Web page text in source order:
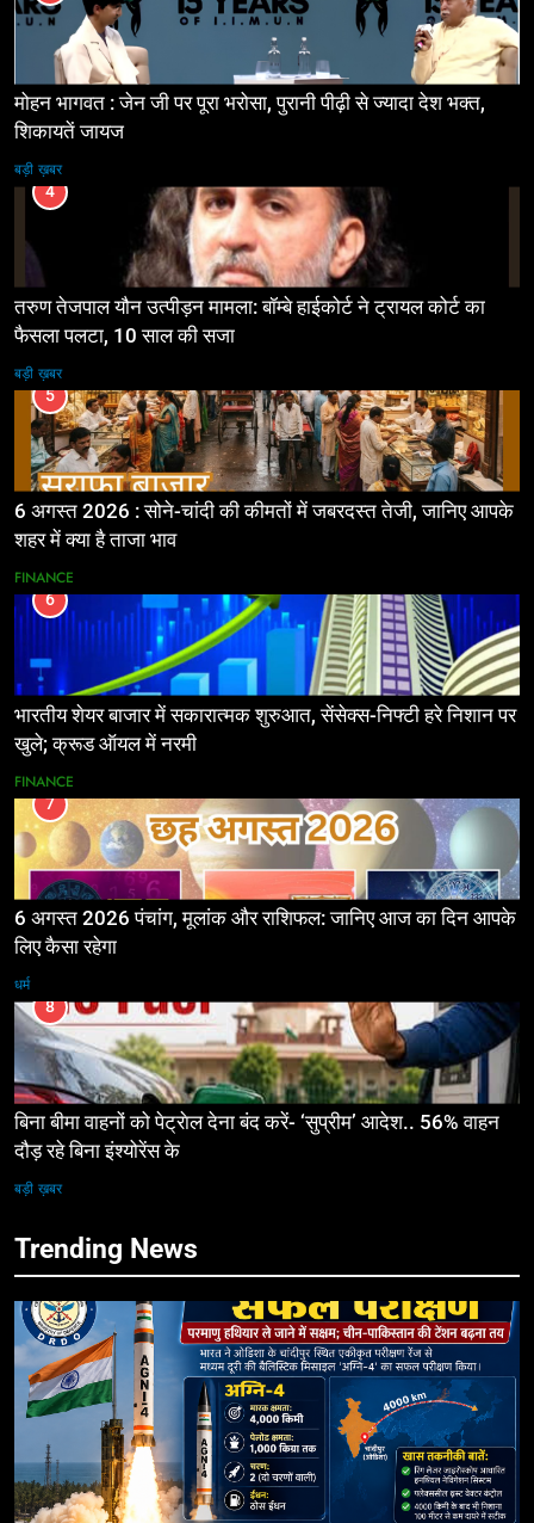
मोहन भागवत : जेन जी पर पूरा भरोसा, पुरानी पीढ़ी से ज्यादा देश भक्त,
शिकायतें जायज
बड़ी ख़बर
4
तरुण तेजपाल यौन उत्पीड़न मामला: बॉम्बे हाईकोर्ट ने ट्रायल कोर्ट का
फैसला पलटा, 10 साल की सजा
बड़ी ख़बर
5
6 अगस्त 2026 : सोने-चांदी की कीमतों में जबरदस्त तेजी, जानिए आपके
शहर में क्या है ताजा भाव
FINANCE
6
भारतीय शेयर बाजार में सकारात्मक शुरुआत, सेंसेक्स-निफ्टी हरे निशान पर
खुले; क्रूड ऑयल में नरमी
FINANCE
7
6 अगस्त 2026 पंचांग, मूलांक और राशिफल: जानिए आज का दिन आपके
लिए कैसा रहेगा
धर्म
8
बिना बीमा वाहनों को पेट्राेल देना बंद करें- ‘सुप्रीम’ आदेश.. 56% वाहन
दौड़ रहे बिना इंश्योरेंस के
बड़ी ख़बर
Trending News